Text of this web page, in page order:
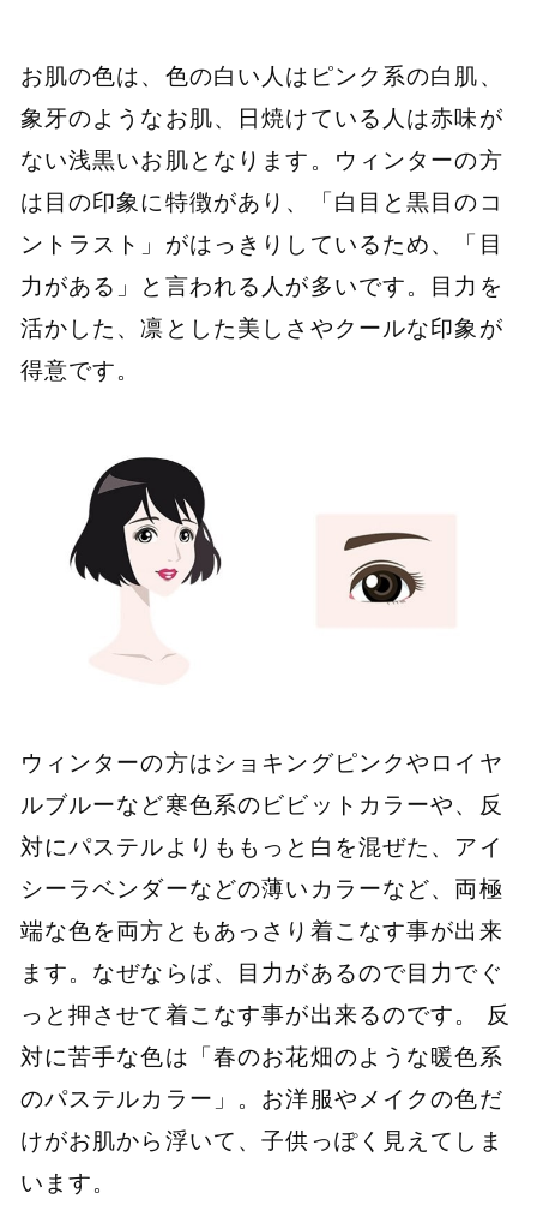
お肌の色は、色の白い人はピンク系の白肌、
象牙のようなお肌、日焼けている人は赤味が
ない浅黒いお肌となります。ウィンターの方
は目の印象に特徴があり、「白目と黒目のコ
ントラスト」がはっきりしているため、「目
力がある」と言われる人が多いです。目力を
活かした、凛とした美しさやクールな印象が
得意です。
ウィンターの方はショキングピンクやロイヤ
ルブルーなど寒色系のビビットカラーや、反
対にパステルよりももっと白を混ぜた、アイ
シーラベンダーなどの薄いカラーなど、両極
端な色を両方ともあっさり着こなす事が出来
ます。なぜならば、目力があるので目力でぐ
っと押させて着こなす事が出来るのです。 反
対に苦手な色は「春のお花畑のような暖色系
のパステルカラー」。お洋服やメイクの色だ
けがお肌から浮いて、子供っぽく見えてしま
います。